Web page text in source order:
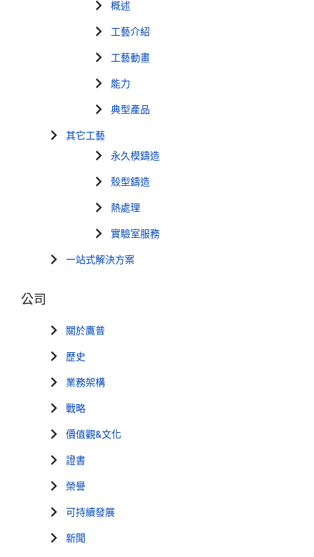
概述
工藝介紹
工藝動畫
能力
典型產品
其它工藝
永久模鑄造
殼型鑄造
熱處理
實驗室服務
一站式解決方案
公司
關於鷹普
歷史
業務架構
戰略
價值觀&文化
證書
榮譽
可持續發展
新聞